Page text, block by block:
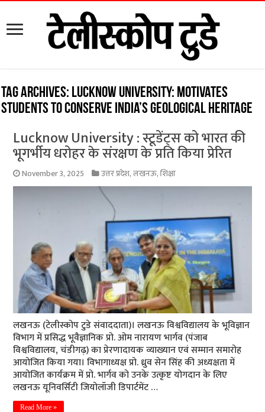
Tag Archives: Lucknow University: Motivates
students to conserve India’s geological heritage
Lucknow University : स्टूडेंट्स को भारत की
भूगर्भीय धरोहर के संरक्षण के प्रति किया प्रेरित
November 3, 2025 उत्तर प्रदेश,लखनऊ,शिक्षा
लखनऊ (टेलीस्कोप टुडे संवाददाता)। लखनऊ विश्वविद्यालय के भूविज्ञान
विभाग में प्रसिद्ध भूवैज्ञानिक प्रो. ओम नारायण भार्गव (पंजाब
विश्वविद्यालय, चंडीगढ़) का प्रेरणादायक व्याख्यान एवं सम्मान समारोह
आयोजित किया गया। विभागाध्यक्ष प्रो. ध्रुव सेन सिंह की अध्यक्षता में
आयोजित कार्यक्रम में प्रो. भार्गव को उनके उत्कृष्ट योगदान के लिए
लखनऊ यूनिवर्सिटी जियोलॉजी डिपार्टमेंट …
Read More »